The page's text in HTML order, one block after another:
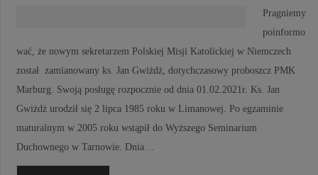
Pragniemy
poinformo
wać, że nowym sekretarzem Polskiej Misji Katolickiej w Niemczech
został zamianowany ks. Jan Gwiżdż, dotychczasowy proboszcz PMK
Marburg. Swoją posługę rozpocznie od dnia 01.02.2021r. Ks. Jan
Gwiżdż urodził się 2 lipca 1985 roku w Limanowej. Po egzaminie
maturalnym w 2005 roku wstąpił do Wyższego Seminarium
Duchownego w Tarnowie. Dnia…